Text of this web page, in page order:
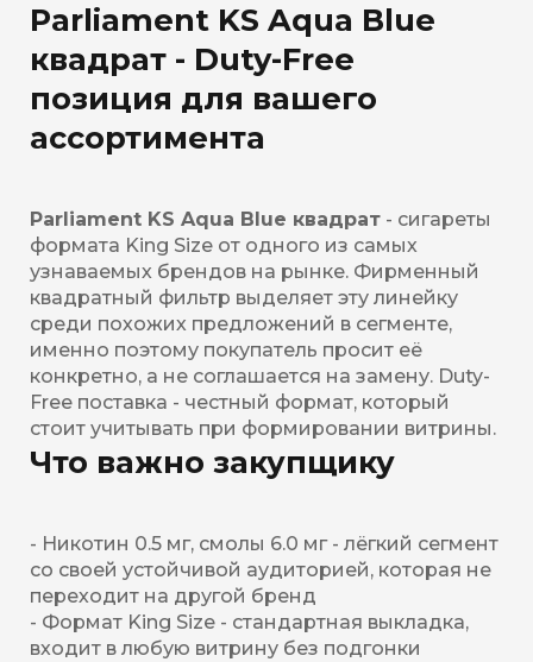
Parliament KS Aqua Blue
квадрат - Duty-Free
позиция для вашего
ассортимента
Parliament KS Aqua Blue квадрат - сигареты
формата King Size от одного из самых
узнаваемых брендов на рынке. Фирменный
квадратный фильтр выделяет эту линейку
среди похожих предложений в сегменте,
именно поэтому покупатель просит её
конкретно, а не соглашается на замену. Duty-
Free поставка - честный формат, который
стоит учитывать при формировании витрины.
Что важно закупщику
- Никотин 0.5 мг, смолы 6.0 мг - лёгкий сегмент
со своей устойчивой аудиторией, которая не
переходит на другой бренд
- Формат King Size - стандартная выкладка,
входит в любую витрину без подгонки